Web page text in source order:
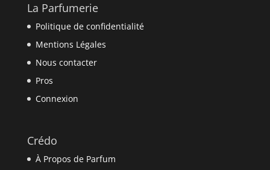
La Parfumerie
Politique de confidentialité
Mentions Légales
Nous contacter
Pros
Connexion
Crédo
À Propos de Parfum